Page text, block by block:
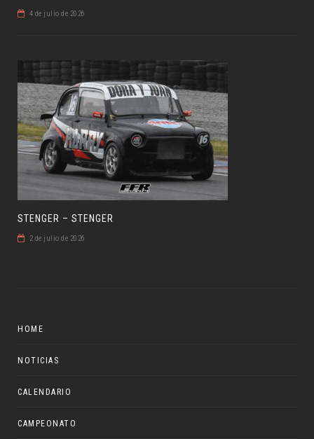
4 de julio de 2026
STENGER – STENGER
2 de julio de 2026
HOME
NOTICIAS
CALENDARIO
CAMPEONATO